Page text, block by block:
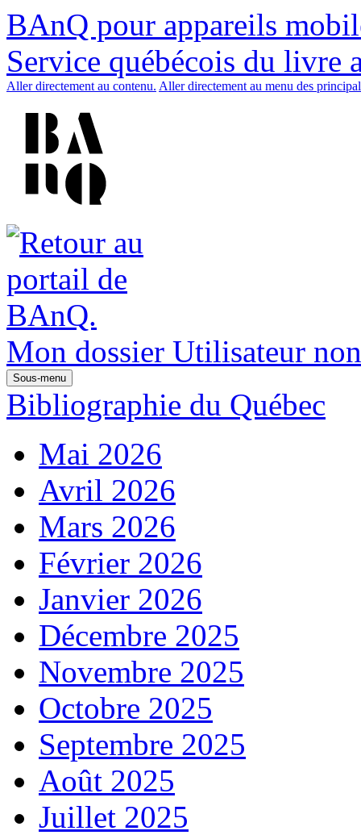
BAnQ pour appareils
Service québécois du livre
Aller directement au contenu. Aller directement au menu des
Mon dossier Utilisateur
Sous-menu
Bibliographie du Québec
Mai 2026
Avril 2026
Mars 2026
Février 2026
Janvier 2026
Décembre 2025
Novembre 2025
Octobre 2025
Septembre 2025
Août 2025
Juillet 2025